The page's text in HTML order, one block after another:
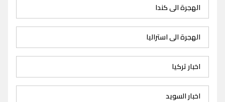
الهجرة الى كندا
الهجرة الى استراليا
اخبار تركيا
اخبار السويد